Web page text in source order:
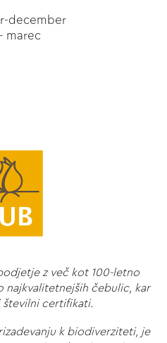
december
marec
z več kot 100-letno
najkvalitetnejših čebulic, kar
certifikati.
k biodiverziteti, je